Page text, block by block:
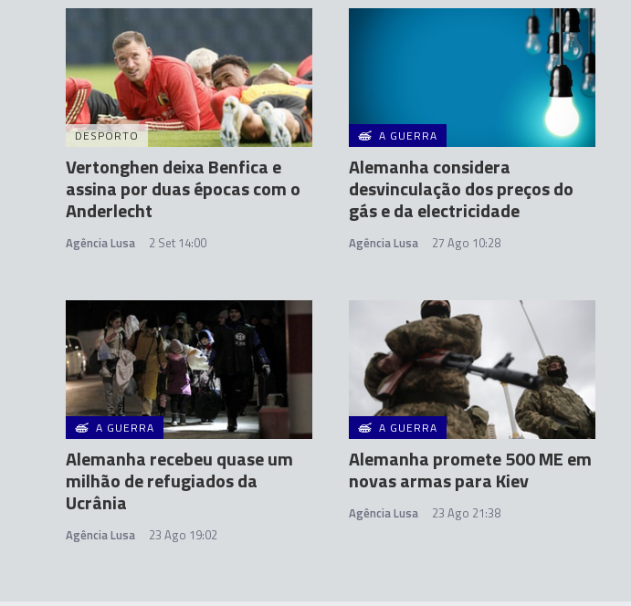
DESPORTO
Vertonghen deixa Benfica e
assina por duas épocas com o
Anderlecht
Agência Lusa 2 Set 14:00
A GUERRA
Alemanha considera
desvinculação dos preços do
gás e da electricidade
Agência Lusa 27 Ago 10:28
A GUERRA
Alemanha recebeu quase um
milhão de refugiados da
Ucrânia
Agência Lusa 23 Ago 19:02
A GUERRA
Alemanha promete 500 ME em
novas armas para Kiev
Agência Lusa 23 Ago 21:38